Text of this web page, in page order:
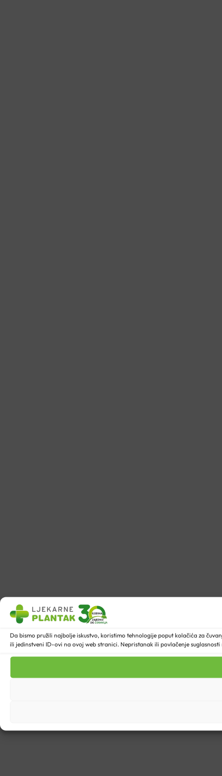
Da bismo pružili najbolje iskustvo, koristimo tehnologije poput kolačića za
ili jedinstveni ID-ovi na ovoj web stranici. Nepristanak ili povlačenje